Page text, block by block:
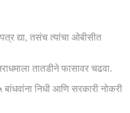
द्या, तसंच त्यांचा ओबीसीत
तातडीने फासावर चढवा.
बांधवांना निधी आणि सरकारी नोकरी